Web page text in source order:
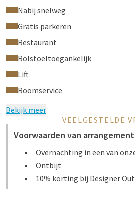
Nabij snelweg
Gratis parkeren
Restaurant
Rolstoeltoegankelijk
Lift
Roomservice
Bekijk meer
VEELGESTELDE
Voorwaarden van arrangement
Overnachting in een van
Ontbijt
10% korting bij Designer